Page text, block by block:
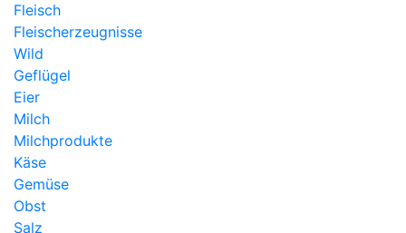
Fleisch
Fleischerzeugnisse
Wild
Geflügel
Eier
Milch
Milchprodukte
Käse
Gemüse
Obst
Salz